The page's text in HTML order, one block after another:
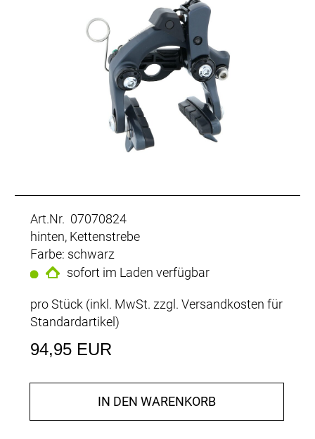
Art.Nr. 07070824
hinten, Kettenstrebe
Farbe: schwarz
sofort im Laden verfügbar
pro Stück (inkl. MwSt. zzgl. Versandkosten für
Standardartikel)
94,95 EUR
IN DEN WARENKORB